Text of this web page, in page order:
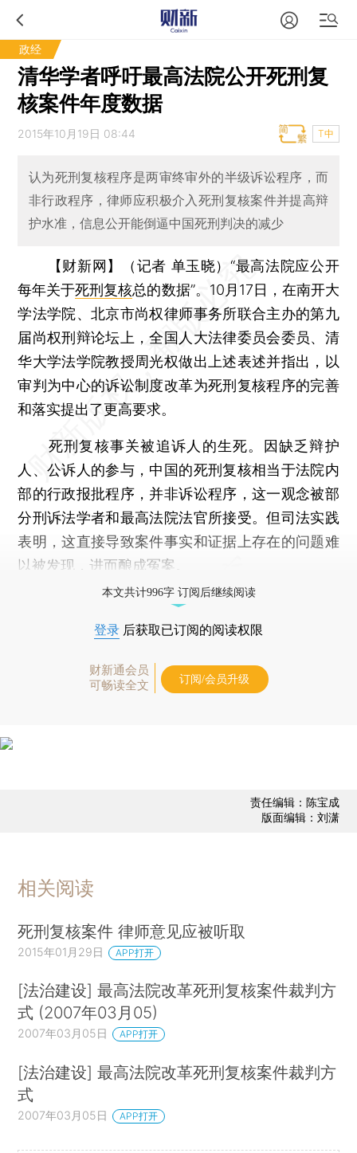
政经
清华学者呼吁最高法院公开死刑复
核案件年度数据
2015年10月19日 08:44 T中
认为死刑复核程序是两审终审外的半级诉讼程序，而
非行政程序，律师应积极介入死刑复核案件并提高辩
护水准，信息公开能倒逼中国死刑判决的减少
【财新网】（记者 单玉晓）“最高法院应公开
每年关于死刑复核总的数据”。10月17日，在南开大
学法学院、北京市尚权律师事务所联合主办的第九
届尚权刑辩论坛上，全国人大法律委员会委员、清
华大学法学院教授周光权做出上述表述并指出，以
审判为中心的诉讼制度改革为死刑复核程序的完善
和落实提出了更高要求。
死刑复核事关被追诉人的生死。因缺乏辩护
人、公诉人的参与，中国的死刑复核相当于法院内
部的行政报批程序，并非诉讼程序，这一观念被部
分刑诉法学者和最高法院法官所接受。但司法实践
表明，这直接导致案件事实和证据上存在的问题难
以被发现，进而酿成冤案。
本文共计996字 订阅后继续阅读
登录 后获取已订阅的阅读权限
财新通会员
可畅读全文
订阅/会员升级
责任编辑：陈宝成
版面编辑：刘潇
相关阅读
死刑复核案件 律师意见应被听取
2015年01月29日 APP打开
[法治建设] 最高法院改革死刑复核案件裁判方
式 (2007年03月05)
2007年03月05日 APP打开
[法治建设] 最高法院改革死刑复核案件裁判方
式
2007年03月05日 APP打开